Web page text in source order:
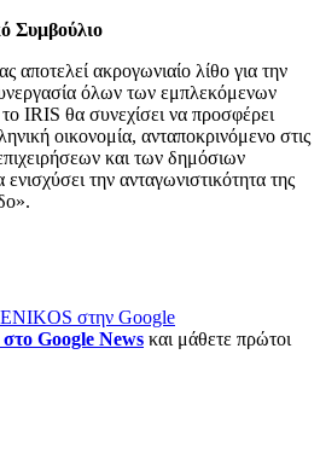
Συμβούλιο
αποτελεί ακρογωνιαίο λίθο για την
όλων των εμπλεκόμενων
IRIS θα συνεχίσει να προσφέρει
οικονομία, ανταποκρινόμενο στις
και των δημόσιων
την ανταγωνιστικότητα της
στην Google
Google News και μάθετε πρώτοι